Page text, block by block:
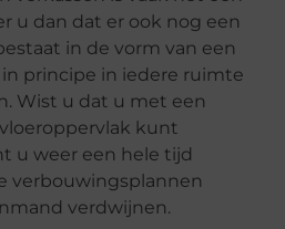
u dan dat er ook nog een
in de vorm van een
principe in iedere ruimte
Wist u dat u met een
kunt
u weer een hele tijd
verbouwingsplannen
verdwijnen.